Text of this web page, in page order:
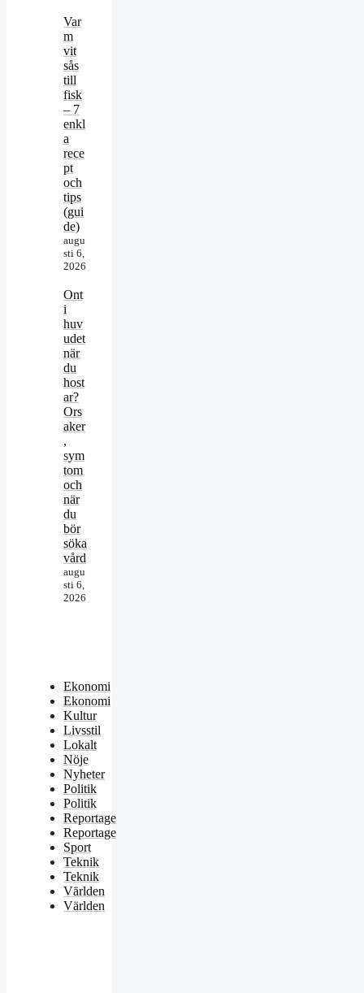
Var
m
vit
sås
till
fisk
– 7
enkl
a
rece
pt
och
tips
(gui
de)
augu
sti 6,
2026
Ont
i
huv
udet
när
du
host
ar?
Ors
aker
,
sym
tom
och
när
du
bör
söka
vård
augu
sti 6,
2026
Ekonomi
Ekonomi
Kultur
Livsstil
Lokalt
Nöje
Nyheter
Politik
Politik
Reportage
Reportage
Sport
Teknik
Teknik
Världen
Världen